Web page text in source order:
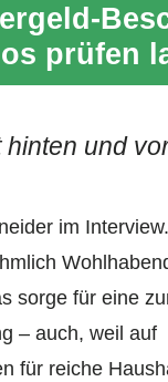
prüfen
hinten und
im Interview.
sorge für eine
– auch, weil auf
für reiche